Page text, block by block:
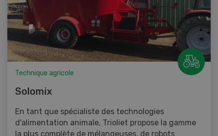
Technique agricole
Solomix
En tant que spécialiste des technologies
d'alimentation animale, Trioliet propose la gamme
la plus complète de mélangeuses, de robots